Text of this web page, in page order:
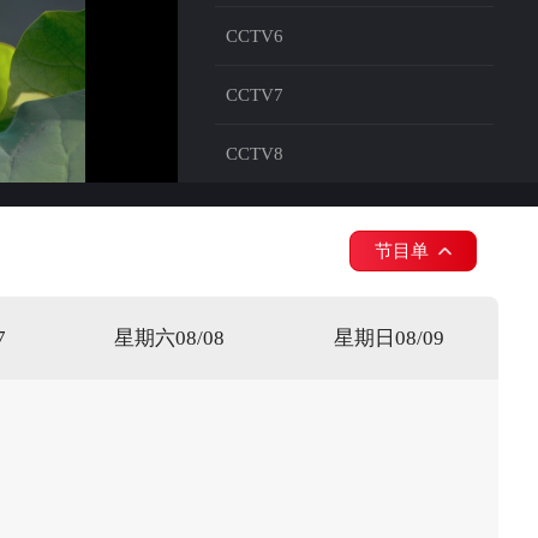
CCTV6
CCTV7
CCTV8
CCTV9
节目单
星期六08/08 星期日08/09